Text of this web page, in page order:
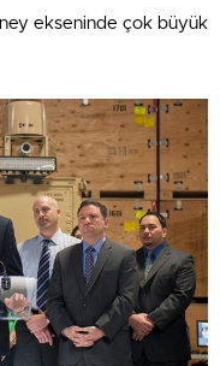
ekseninde çok büyük